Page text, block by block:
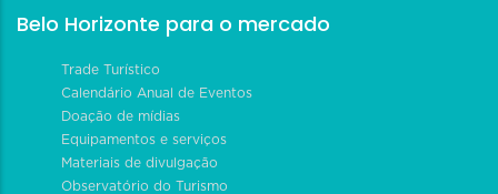
Belo Horizonte para o mercado
Trade Turístico
Calendário Anual de Eventos
Doação de mídias
Equipamentos e serviços
Materiais de divulgação
Observatório do Turismo